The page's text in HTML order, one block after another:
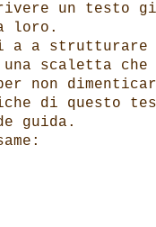
un testo
loro.
a a
scaletta che
non
di questo
guida.